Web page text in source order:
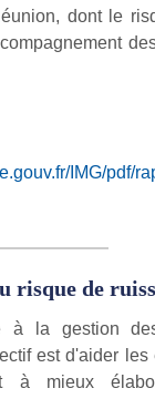
dont le
IMG/pdf/
risque de
à la gestion
est d'aider
à mieux